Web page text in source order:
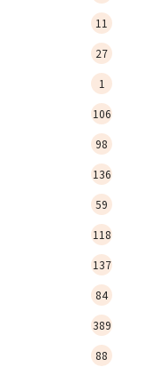
11
27
1
106
98
136
59
118
137
84
389
88